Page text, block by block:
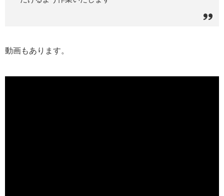
動画もあります。